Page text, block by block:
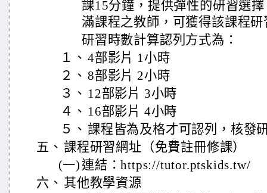
課15分鐘，提供彈性的研習選
滿課程之教師，可獲得該課程
研習時數計算認列方式為：
１、 4部影片 1小時
２、 8部影片 2小時
３、 12部影片 3小時
４、 16部影片 4小時
５、 課程皆為及格才可認列，核發
五、 課程研習網址（免費註冊修課）
(一) 連結：https://tutor.ptskids.tw/
六、 其他教學資源